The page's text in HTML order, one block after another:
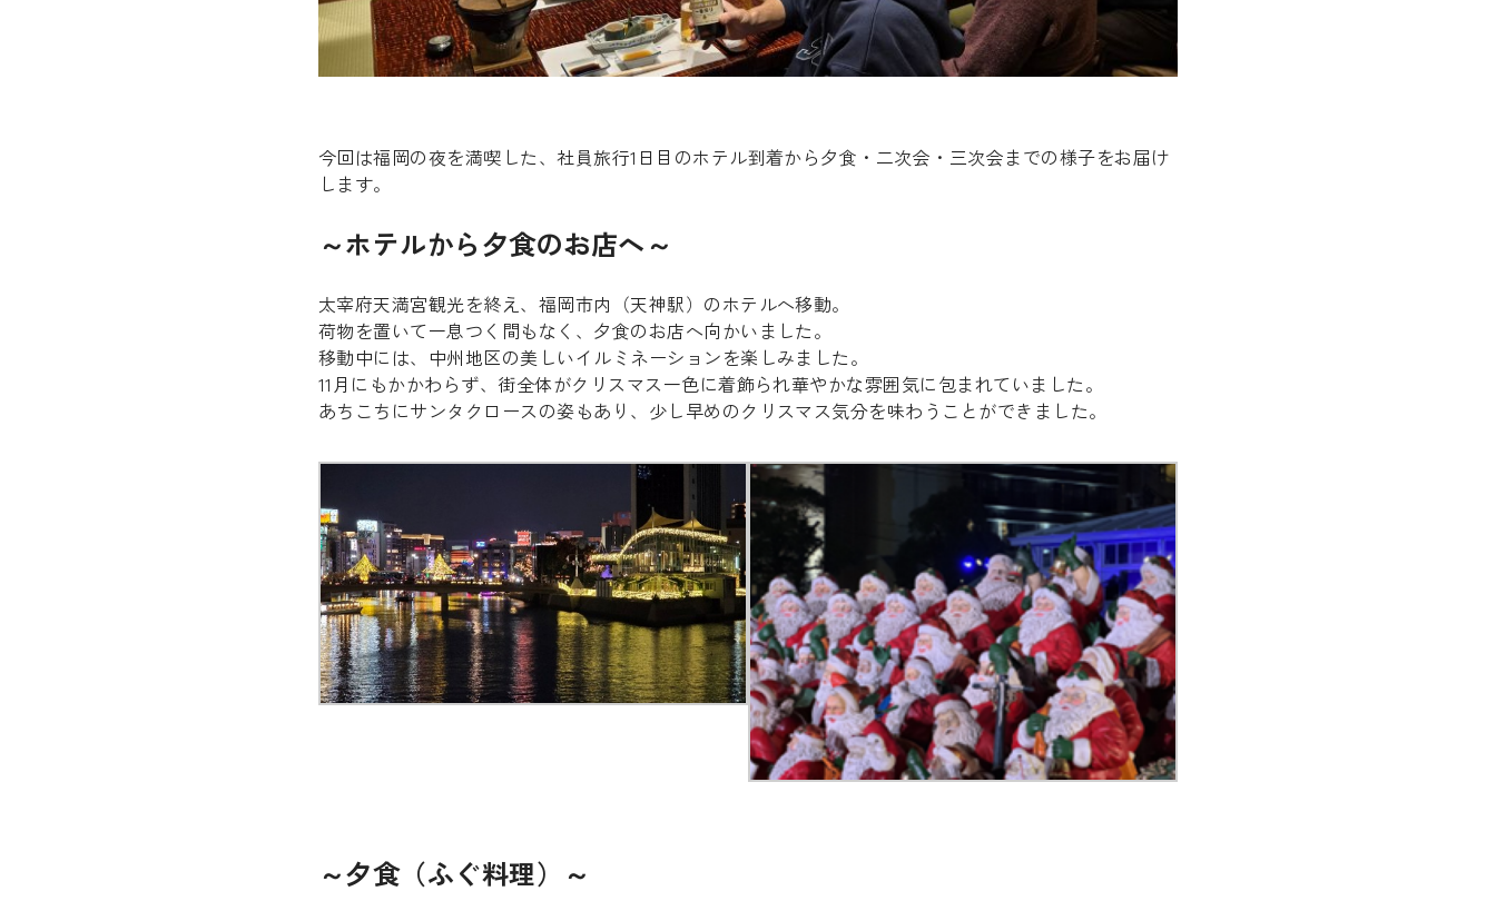
今回は福岡の夜を満喫した、社員旅行1日目のホテル到着から夕食・二次会・三次会までの様子をお届け
します。
～ホテルから夕食のお店へ～
太宰府天満宮観光を終え、福岡市内（天神駅）のホテルへ移動。
荷物を置いて一息つく間もなく、夕食のお店へ向かいました。
移動中には、中州地区の美しいイルミネーションを楽しみました。
11月にもかかわらず、街全体がクリスマス一色に着飾られ華やかな雰囲気に包まれていました。
あちこちにサンタクロースの姿もあり、少し早めのクリスマス気分を味わうことができました。
～夕食（ふぐ料理）～